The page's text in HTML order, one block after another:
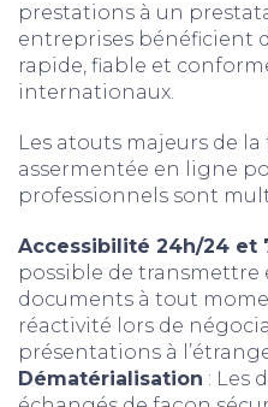
prestations à un
entreprises bénéficient
rapide, fiable et
internationaux.
Les atouts majeurs de
assermentée en ligne
professionnels sont
Accessibilité 24h/24 et
possible de transmettre
documents à tout
réactivité lors de
présentations à
Dématérialisation : Les